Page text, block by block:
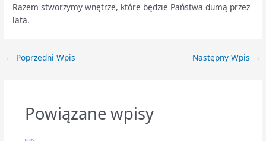
Razem stworzymy wnętrze, które będzie Państwa dumą przez
lata.
← Poprzedni Wpis Następny Wpis →
Powiązane wpisy